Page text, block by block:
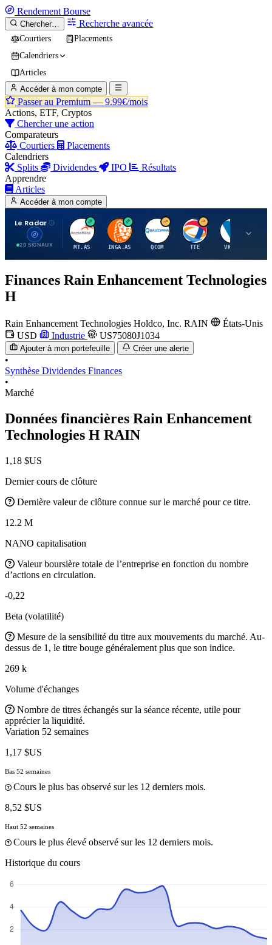
Rendement Bourse
Chercher… Recherche avancée
Courtiers
Placements
Calendriers
Articles
Accéder à mon compte
Passer au Premium — 9.99€/mois
Actions, ETF, Cryptos
Chercher une action
Comparateurs
Courtiers
Placements
Calendriers
Splits
Dividendes IPO
Résultats
Apprendre
Articles
Accéder à mon compte
Le Radar
20 SIGNAUX
A
MT.AS
I
INGA.AS
Q
QCOM
T
TTE VK.PA
Finances Rain Enhancement Technologies
H
Rain Enhancement Technologies Holdco, Inc. RAIN
États-Unis
USD
Industrie US75080J1034
Ajouter à mon portefeuille Créer une alerte
•
Synthèse Dividendes Finances
•
Marché
Données financières Rain Enhancement
Technologies H RAIN
1,18 $US
Dernier cours de clôture
Dernière valeur de clôture connue sur le marché pour ce titre.
12.2 M
NANO capitalisation
Valeur boursière totale de l’entreprise en fonction du nombre
d’actions en circulation.
-0,22
Beta (volatilité)
Mesure de la sensibilité du titre aux mouvements du marché. Au-
dessus de 1, le titre bouge généralement plus que son indice.
269 k
Volume d'échanges
Nombre de titres échangés sur la séance récente, utile pour
apprécier la liquidité.
Variation 52 semaines
1,17 $US
Bas 52 semaines
Cours le plus bas observé sur les 12 derniers mois.
8,52 $US
Haut 52 semaines
Cours le plus élevé observé sur les 12 derniers mois.
Historique du cours